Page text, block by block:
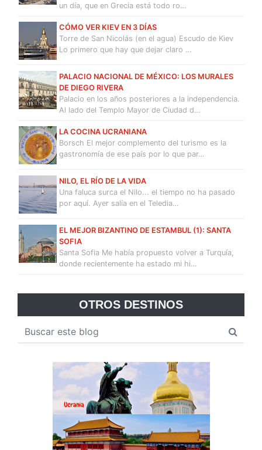
un día, que en Grecia está todo ro…
CÓMO VER KIEV EN 3 DÍAS
Torre de San Nicolás (en el agua) Escudo de Kiev
Lo primero que hay que dejar claro …
PALACIO NACIONAL DE MÉXICO: LOS MURALES
DE DIEGO RIVERA
Palacio en los años posteriores a la independencia.
Al lado del Templo Mayor de Ciudad d…
LA COCINA UCRANIANA
Borsch El mejor complemento del turismo es la
gastronomía de ese país por lo que par…
NILO, EL RÍO DE LA VIDA
Una faluca surca el Nilo... el tiempo no ha pasado
por aquí. Ayer salía en el Teledia…
EL MEJOR BIZANTINO DE ESTAMBUL (1): SANTA
SOFIA
Santa Sofia Me había propuesto volver a Turquía,
donde recientemente ha estado mi hi…
OTROS DESTINOS